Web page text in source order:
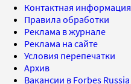
Контактная информация
Правила обработки
Реклама в журнале
Реклама на сайте
Условия перепечатки
Архив
Вакансии в Forbes Russia